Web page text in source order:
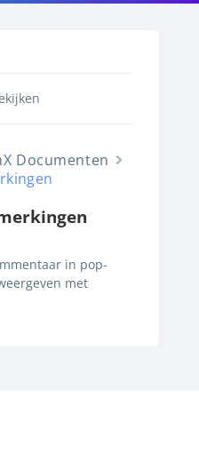
Documenten
in pop-
met